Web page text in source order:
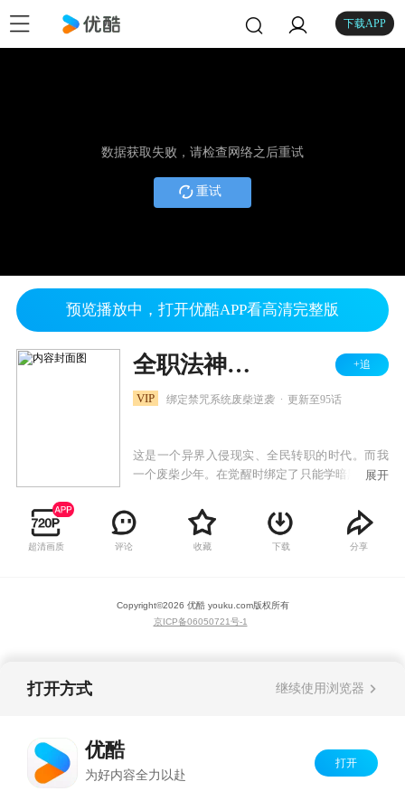
下载APP
数据获取失败，请检查网络之后重试
重试
预览播放中，打开优酷APP看高清完整版
全职法神！我即是规则 动态漫 +追
VIP 绑定禁咒系统废柴逆袭 更新至95话
这是一个异界入侵现实、全民转职的时代。而我
一个废柴少年。在觉醒时绑定了只能学暗黑系“禁
卷入了冒险与战斗。算了，禁咒这东西，真香！
展开
超清画质 评论 收藏 下载 分享
Copyright©2026 优酷 youku.com版权所有
京ICP备06050721号-1
打开方式 继续使用浏览器
优酷
为好内容全力以赴
打开